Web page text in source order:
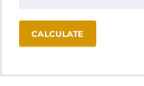
CALCULATE